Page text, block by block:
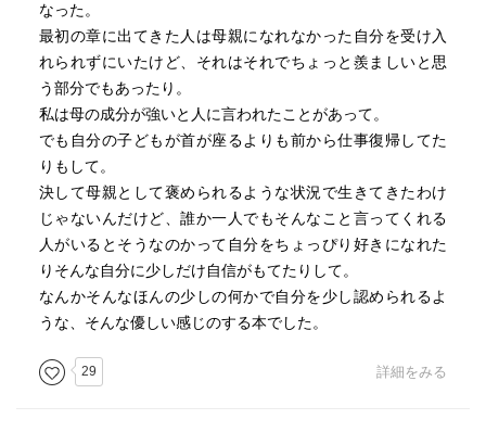
な彼女としばらくぶりに再会。
以前の彼女と違っていたが、何も聞けずにいた。
普通の型にはめられていた私とは違う生き方をして、怖い
ものなんてこの世にひとつもない彼女のままで現れてほし
かった。
4話 一輪の花へ花束を
一週間、一緒に生活するだけのバイト。
その相手が、なんとTVで観る女優だったとき。
彼女は、特別なこともせずただ普通に過ごすだけ。
これからも女優でいるために、普段の自分を知らない人
なった。
最初の章に出てきた人は母親になれなかった自分を受け入
れられずにいたけど、それはそれでちょっと羨ましいと思
う部分でもあったり。
私は母の成分が強いと人に言われたことがあって。
でも自分の子どもが首が座るよりも前から仕事復帰してた
りもして。
決して母親として褒められるような状況で生きてきたわけ
じゃないんだけど、誰か一人でもそんなこと言ってくれる
人がいるとそうなのかって自分をちょっぴり好きになれた
りそんな自分に少しだけ自信がもてたりして。
なんかそんなほんの少しの何かで自分を少し認められるよ
うな、そんな優しい感じのする本でした。
29 詳細をみる